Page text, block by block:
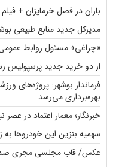
باران در فصل خرماپزان + فیلم
مدیرکل جدید منابع طبیعی
«چراغی» مسئول روابط
از دو خرید جدید پرسپولیس
فرماندار بوشهر: پروژه‌های
بهره‌برداری می‌رسد
خبرنگار؛ معمار اعتماد در عصر
سهمیه بنزین این خودروها
عکس/ قاب مجلسی مجری